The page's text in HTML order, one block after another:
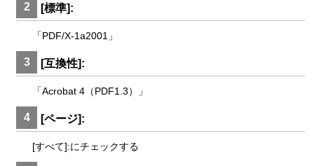
2 [標準]:
「PDF/X-1a2001」
3 [互換性]:
「Acrobat 4（PDF1.3）」
4 [ページ]:
[すべて]:にチェックする